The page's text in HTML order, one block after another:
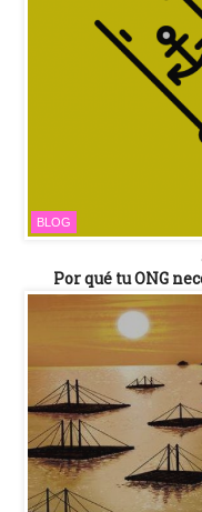
BLOG
Por qué tu ONG